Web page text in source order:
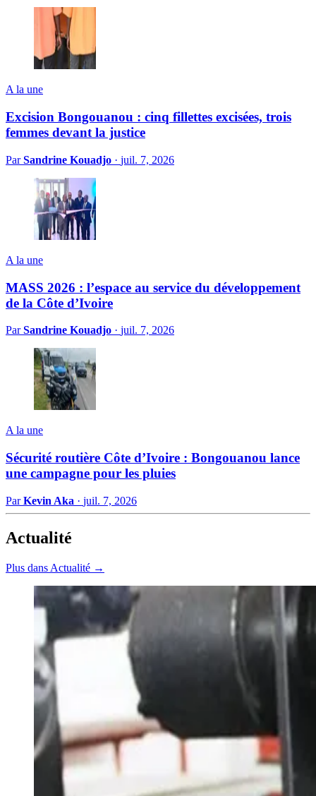
A la une
Excision Bongouanou : cinq fillettes excisées, trois
femmes devant la justice
ParSandrine Kouadjo · juil. 7, 2026
A la une
MASS 2026 : l’espace au service du développement
de la Côte d’Ivoire
ParSandrine Kouadjo · juil. 7, 2026
A la une
Sécurité routière Côte d’Ivoire : Bongouanou lance
une campagne pour les pluies
ParKevin Aka · juil. 7, 2026
Actualité
Plus dans Actualité →